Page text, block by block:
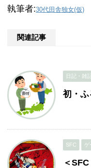
執筆者:30代田舎独女(仮)
関連記事
日記・雑
初・
SFC ゲ
＜